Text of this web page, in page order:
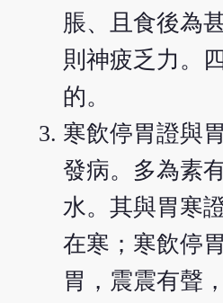
脹、且食後為
則神疲乏力。
的。
寒飲停胃證與
發病。多為素
水。其與胃寒
在寒；寒飲停
胃，震震有聲